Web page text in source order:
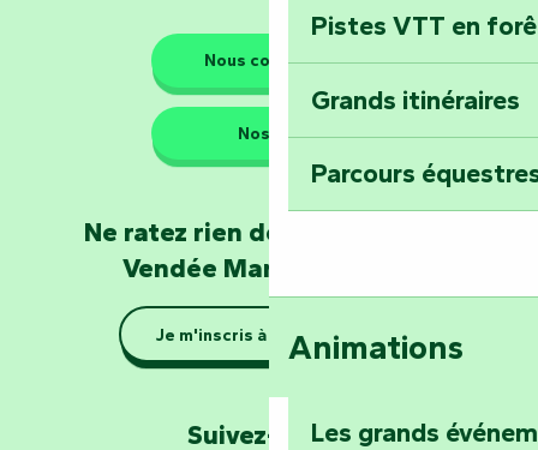
Les gardiens de la nature
Se la couler
barque dans le
Explorez la
Pistes VTT en
Grands itinéraires
Parcours
Animations
Les grands
Nous contacter
Nos QG
Ne ratez rien de l'actualité en
Vendée Marais Poitevin
Je m'inscris à la newsletter
Suivez-nous !